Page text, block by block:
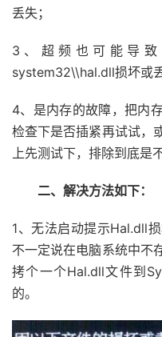
丢失；
3、超频也可能导
system32\\hal.dll损坏或丢
4、是内存的故障，把内
检查下是否插紧再试试，
上先测试下，排除到底是
二、解决方法如下：
1、无法启动提示Hal.dll
不一定说在电脑系统中不
拷个一个Hal.dll文件到
的。